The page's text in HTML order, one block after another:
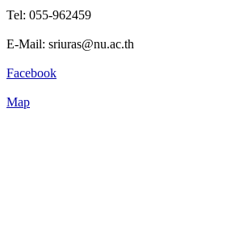
Tel: 055-962459
E-Mail: sriuras@nu.ac.th
Facebook
Map